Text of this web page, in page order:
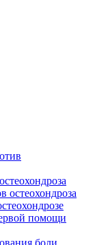
помощи
боли